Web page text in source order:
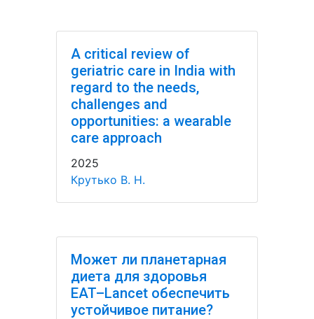
A critical review of
geriatric care in India with
regard to the needs,
challenges and
opportunities: a wearable
care approach
2025
Крутько В. Н.
Может ли планетарная
диета для здоровья
EAT–Lancet обеспечить
устойчивое питание?